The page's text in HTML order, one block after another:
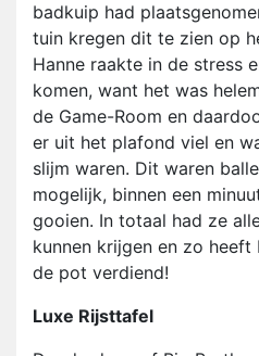
badkuip had
tuin kregen dit te zien op
Hanne raakte in de stress
komen, want het was
de Game-Room en
er uit het plafond viel en
slijm waren. Dit waren
mogelijk, binnen een
gooien. In totaal had ze
kunnen krijgen en zo
de pot verdiend!
Luxe Rijsttafel